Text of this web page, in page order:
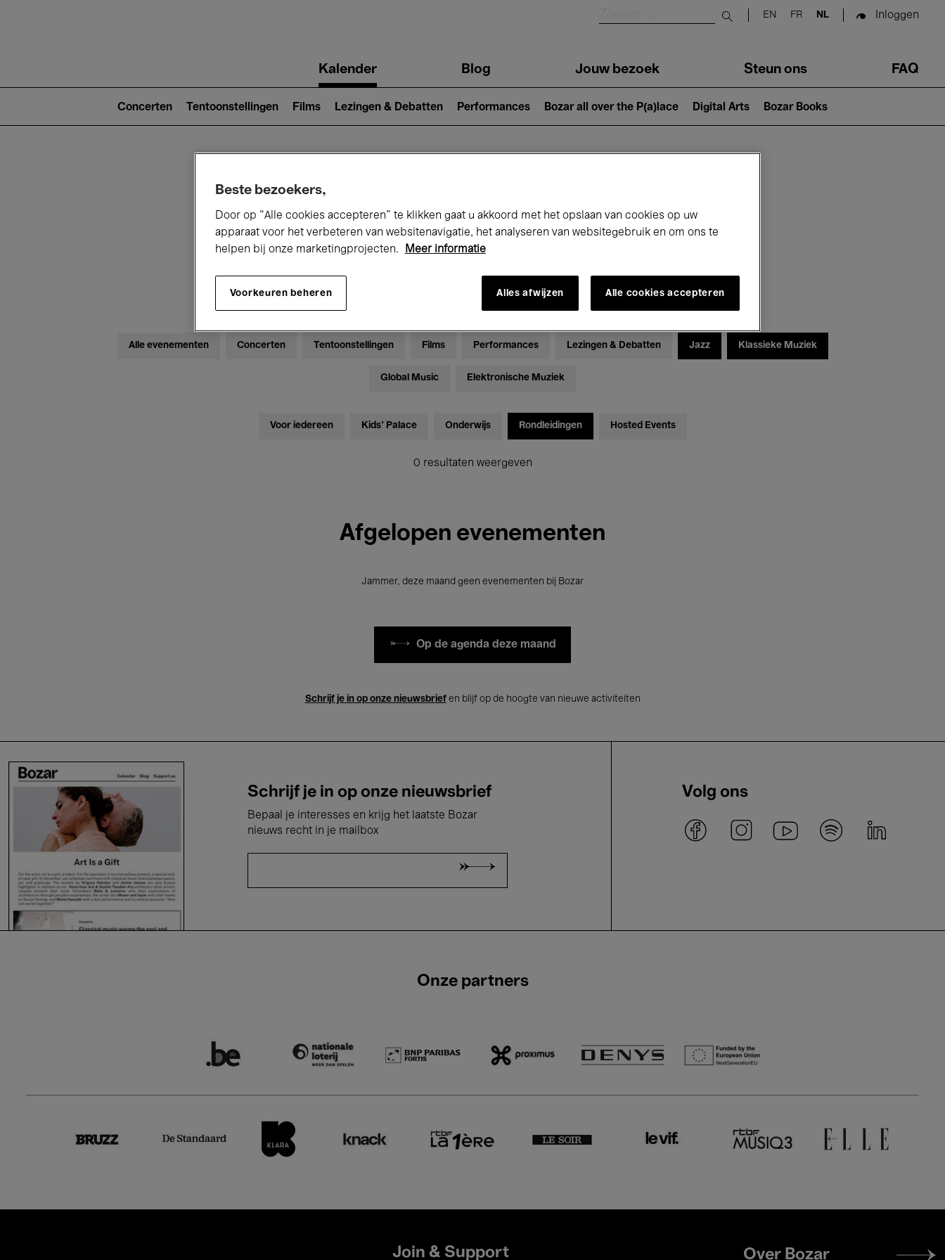
Submit search
EN FR NL Inloggen
navigationKalender Blog Jouw bezoek Steun ons FAQ
2)
Concerten Tentoonstellingen Films Lezingen & Debatten Performances Bozar all over the P(a)lace Digital Arts Bozar Books
Alle evenementen Concerten Tentoonstellingen Films Performances Lezingen & Debatten Jazz Klassieke Muziek
Global Music Elektronische Muziek
Voor iedereen Kids’ Palace Onderwijs Rondleidingen Hosted Events
0 resultaten weergeven
Afgelopen evenementen
Jammer, deze maand geen evenementen bij Bozar
Op de agenda deze maand
Schrijf je in op onze nieuwsbriefen blijf op de hoogte van nieuwe activiteiten
Schrijf je in op onze nieuwsbrief
Bepaal je interesses en krijg het laatste Bozar
nieuws recht in je mailbox
Volg ons
Onze partners
Join & Support
Footer
Over Bozar
Beste bezoekers,
Door op “Alle cookies accepteren” te klikken gaat u akkoord met het opslaan van cookies op uw
apparaat voor het verbeteren van websitenavigatie, het analyseren van websitegebruik en om ons te
helpen bij onze marketingprojecten.
Meer informatie
Voorkeuren beheren Alles afwijzen Alle cookies accepteren